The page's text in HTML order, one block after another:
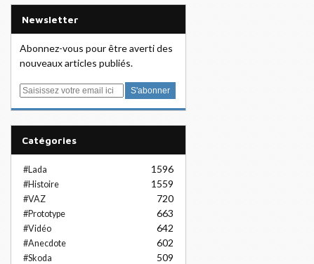
Newsletter
Abonnez-vous pour être averti des
nouveaux articles publiés.
E
Catégories
#Lada 1596
#Histoire 1559
#VAZ 720
#Prototype 663
#Vidéo 642
#Anecdote 602
#Skoda 509